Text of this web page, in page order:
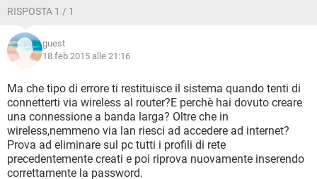
RISPOSTA 1 / 1
guest
18 feb 2015 alle 21:16
Ma che tipo di errore ti restituisce il sistema quando tenti di
connetterti via wireless al router?E perchè hai dovuto creare
una connessione a banda larga? Oltre che in
wireless,nemmeno via lan riesci ad accedere ad internet?
Prova ad eliminare sul pc tutti i profili di rete
precedentemente creati e poi riprova nuovamente inserendo
correttamente la password.